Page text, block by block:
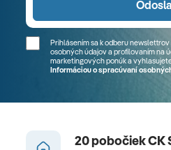
Prihlásením sa k odberu
osobných údajov a profilovaním na
marketingových ponúk a
Informáciou o spracúvaní
20 pobočiek CK